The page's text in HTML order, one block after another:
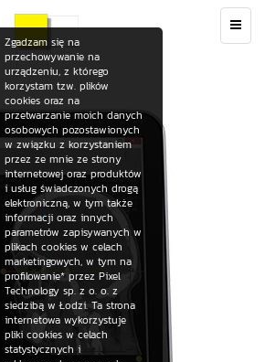
Toggle
Zgadzam się na
przechowywanie na
urządzeniu, z którego
korzystam tzw. plików
cookies oraz na
przetwarzanie moich danych
osobowych pozostawionych
w związku z korzystaniem
przez ze mnie ze strony
internetowej oraz produktów
i usług świadczonych drogą
elektroniczną, w tym także
informacji oraz innych
parametrów zapisywanych w
plikach cookies w celach
marketingowych, w tym na
profilowanie* przez Pixel
Technology sp. z o. o. z
siedzibą w Łodzi. Ta strona
internetowa wykorzystuje
pliki cookies w celach
statystycznych i